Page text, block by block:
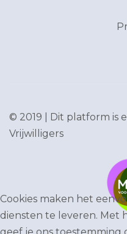
© 2019 | Dit platform is
Vrijwilligers
Cookies maken het
diensten te leveren. Met